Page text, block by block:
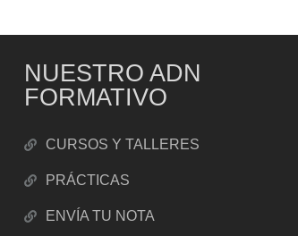
NUESTRO ADN
FORMATIVO
CURSOS Y TALLERES
PRÁCTICAS
ENVÍA TU NOTA